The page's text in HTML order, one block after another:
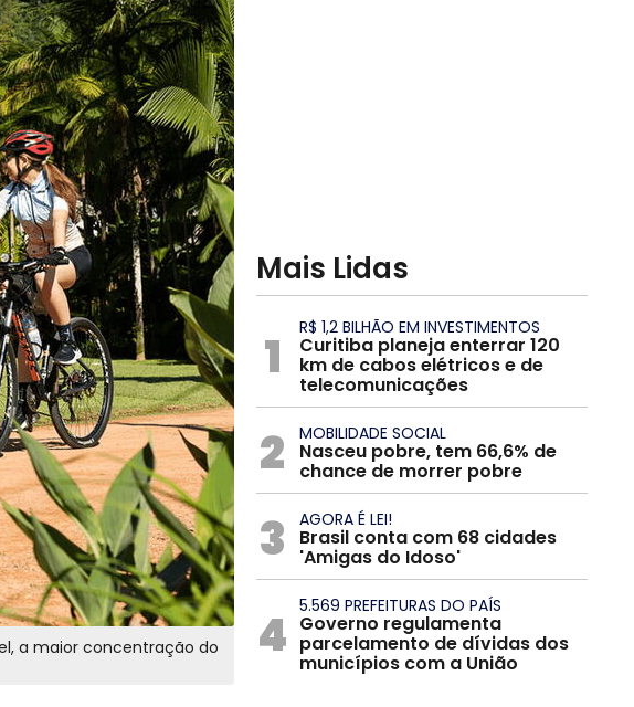
a maior concentração do
Mais Lidas
1 R$ 1,2 BILHÃO EM INVESTIMENTOS
Curitiba planeja enterrar 120
km de cabos elétricos e de
telecomunicações
2 MOBILIDADE SOCIAL
Nasceu pobre, tem 66,6% de
chance de morrer pobre
3 AGORA É LEI!
Brasil conta com 68 cidades
'Amigas do Idoso'
4 5.569 PREFEITURAS DO PAÍS
Governo regulamenta
parcelamento de dívidas dos
municípios com a União